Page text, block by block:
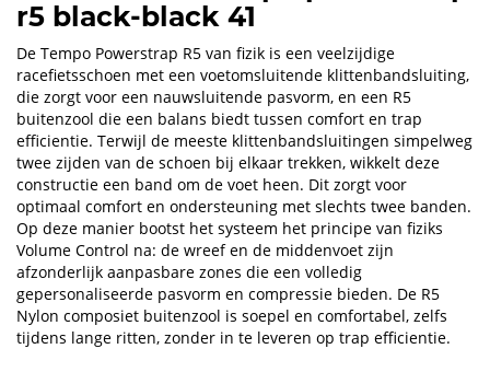
r5 black-black 41
De Tempo Powerstrap R5 van fizik is een veelzijdige
racefietsschoen met een voetomsluitende klittenbandsluiting,
die zorgt voor een nauwsluitende pasvorm, en een R5
buitenzool die een balans biedt tussen comfort en trap
efficientie. Terwijl de meeste klittenbandsluitingen simpelweg
twee zijden van de schoen bij elkaar trekken, wikkelt deze
constructie een band om de voet heen. Dit zorgt voor
optimaal comfort en ondersteuning met slechts twee banden.
Op deze manier bootst het systeem het principe van fiziks
Volume Control na: de wreef en de middenvoet zijn
afzonderlijk aanpasbare zones die een volledig
gepersonaliseerde pasvorm en compressie bieden. De R5
Nylon composiet buitenzool is soepel en comfortabel, zelfs
tijdens lange ritten, zonder in te leveren op trap efficientie.